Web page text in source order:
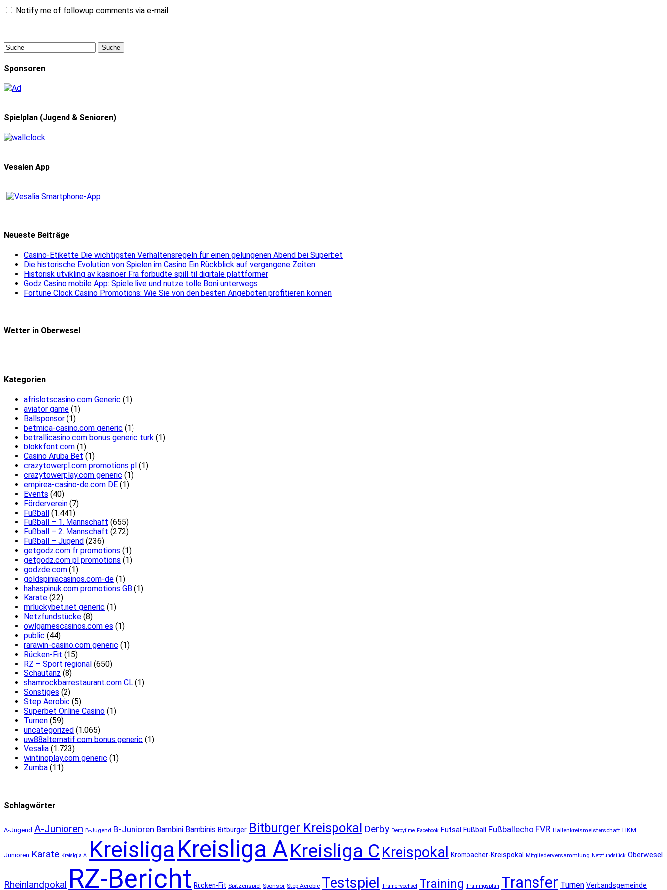
Notify me of followup comments via e-mail
Sponsoren
Spielplan (Jugend & Senioren)
Vesalen App
Neueste Beiträge
Casino-Etikette Die wichtigsten Verhaltensregeln für einen gelungenen Abend bei Superbet
Die historische Evolution von Spielen im Casino Ein Rückblick auf vergangene Zeiten
Historisk utvikling av kasinoer Fra forbudte spill til digitale plattformer
Godz Casino mobile App: Spiele live und nutze tolle Boni unterwegs
Fortune Clock Casino Promotions: Wie Sie von den besten Angeboten profitieren können
Wetter in Oberwesel
Kategorien
afrislotscasino.com Generic (1)
aviator game (1)
Ballsponsor (1)
betmica-casino.com generic (1)
betrallicasino.com bonus generic turk (1)
blokkfont.com (1)
Casino Aruba Bet (1)
crazytowerpl.com promotions pl (1)
crazytowerplay.com generic (1)
empirea-casino-de.com DE (1)
Events (40)
Förderverein (7)
Fußball
(1.441)
Fußball – 1. Mannschaft (655)
Fußball – 2. Mannschaft (272)
Fußball – Jugend (236)
getgodz.com fr promotions (1)
getgodz.com pl promotions (1)
godzde.com (1)
goldspiniacasinos.com-de (1)
hahaspinuk.com promotions GB (1)
Karate (22)
mrluckybet.net generic (1)
Netzfundstücke (8)
owlgamescasinos.com es (1)
public (44)
rarawin-casino.com generic (1)
Rücken-Fit (15)
RZ – Sport regional (650)
Schautanz (8)
shamrockbarrestaurant.com CL (1)
Sonstiges (2)
Step Aerobic (5)
Superbet Online Casino (1)
Turnen (59)
uncategorized (1.065)
uw88alternatif.com bonus generic (1)
Vesalia (1.723)
wintinoplay.com generic (1)
Zumba (11)
Schlagwörter
A-Jugend A-Junioren B-Jugend B-Junioren Bambini Bambinis Bitburger Bitburger Kreispokal Derby Derbytime Facebook Futsal Fußball Fußballecho FVR Hallenkreismeisterschaft HKM
Junioren Karate Kreislgia A KreisligaKreisliga AKreisliga C Kreispokal Krombacher-Kreispokal Mitgliederversammlung Netzfundstück Oberwesel
Rheinlandpokal RZ-Bericht Rücken-Fit Spitzenspiel Sponsor Step Aerobic Testspiel Trainerwechsel Training Trainingsplan Transfer Turnen Verbandsgemeinde